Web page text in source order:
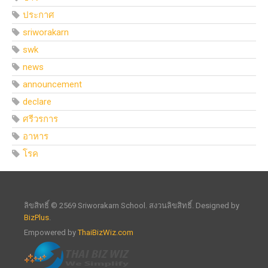
ประกาศ
sriworakarn
swk
news
announcement
declare
ศรีวรการ
อาหาร
โรค
ลิขสิทธิ์ © 2569 Sriworakarn School. สงวนลิขสิทธิ์. Designed by
BizPlus.
Empowered byThaiBizWiz.com